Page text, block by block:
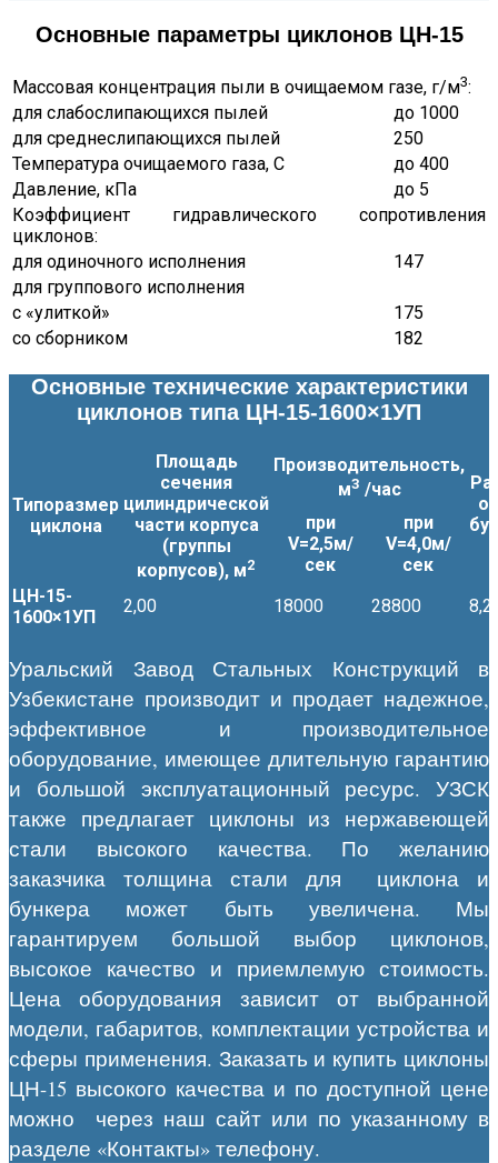
Основные параметры циклонов ЦН-15
Массовая концентрация пыли в очищаемом газе, г/м3:
для слабослипающихся пылей
до 1000
для среднеслипающихся пылей
250
Температура очищаемого газа, С
до 400
Давление, кПа
до 5
Коэффициент гидравлического сопротивления
циклонов:
для одиночного исполнения
147
для группового исполнения
с «улиткой»
175
со сборником
182
Основные технические характеристики
циклонов типа ЦН-15-1600×1УП
Типоразмер
циклона
Площадь
сечения
цилиндрической
части корпуса
(группы
корпусов), м2
Производительность,
м3 /час
при
V=2,5м/
сек
при
V=4,0м/
сек
ЦН-15-
1600×1УП
2,00 18000 28800 8,2
Уральский Завод Стальных Конструкций в
Узбекистане производит и продает надежное,
эффективное и производительное
оборудование, имеющее длительную гарантию
и большой эксплуатационный ресурс. УЗСК
также предлагает циклоны из нержавеющей
стали высокого качества. По желанию
заказчика толщина стали для циклона и
бункера может быть увеличена. Мы
гарантируем большой выбор циклонов,
высокое качество и приемлемую стоимость.
Цена оборудования зависит от выбранной
модели, габаритов, комплектации устройства и
сферы применения. Заказать и купить циклоны
ЦН-15 высокого качества и по доступной цене
можно через наш сайт или по указанному в
разделе «Контакты» телефону.